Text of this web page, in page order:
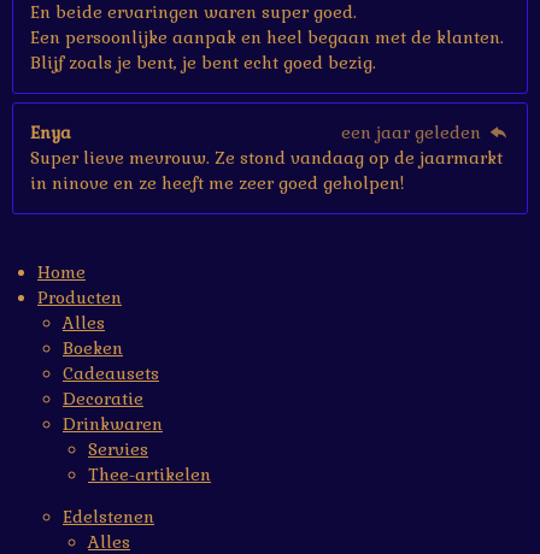
En beide ervaringen waren super goed.
Een persoonlijke aanpak en heel begaan met de klanten.
Blijf zoals je bent, je bent echt goed bezig.
Enya
een jaar geleden
Super lieve mevrouw. Ze stond vandaag op de jaarmarkt
in ninove en ze heeft me zeer goed geholpen!
Home
Producten
Alles
Boeken
Cadeausets
Decoratie
Drinkwaren
Servies
Thee-artikelen
Edelstenen
Alles